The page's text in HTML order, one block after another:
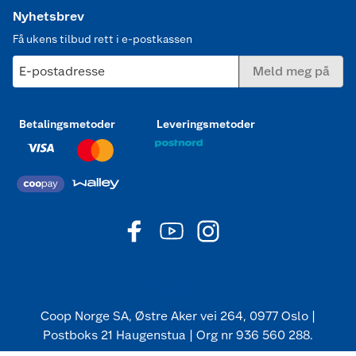
Nyhetsbrev
Få ukens tilbud rett i e-postkassen
E-postadresse Meld meg på
Betalingsmetoder Leveringsmetoder
Coop Norge SA, Østre Aker vei 264, 0977 Oslo |
Postboks 21 Haugenstua | Org nr 936 560 288.